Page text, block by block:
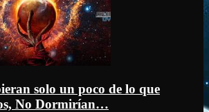
solo un poco de lo que
No Dormirían…